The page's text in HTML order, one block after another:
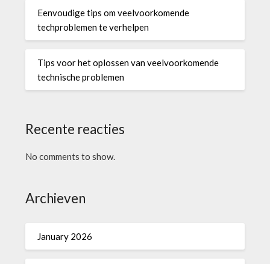
Eenvoudige tips om veelvoorkomende
techproblemen te verhelpen
Tips voor het oplossen van veelvoorkomende
technische problemen
Recente reacties
No comments to show.
Archieven
January 2026